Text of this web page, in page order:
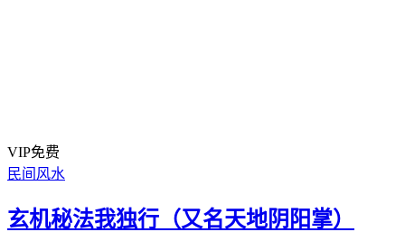
VIP免费
民间风水
玄机秘法我独行（又名天地阴阳掌）